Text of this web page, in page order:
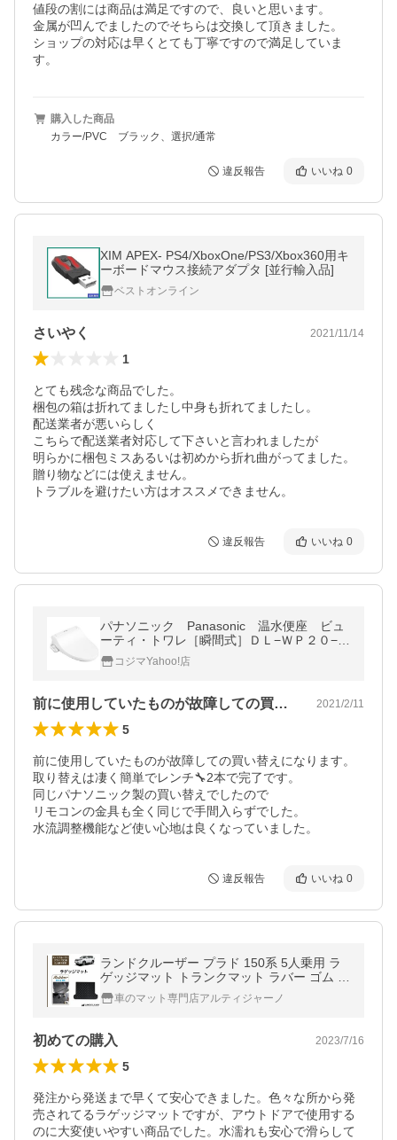
値段の割には商品は満足ですので、良いと思います。
金属が凹んでましたのでそちらは交換して頂きました。
ショップの対応は早くとても丁寧ですので満足していま
す。
購入した商品
カラー/PVC ブラック、選択/通常
違反報告 いいね 0
XIM APEX- PS4/XboxOne/PS3/Xbox360用キ
ーボードマウス接続アダプタ [並行輸入品]
ベストオンライン
さいやく 2021/11/14
1
とても残念な商品でした。
梱包の箱は折れてましたし中身も折れてましたし。
配送業者が悪いらしく
こちらで配送業者対応して下さいと言われましたが
明らかに梱包ミスあるいは初めから折れ曲がってました。
贈り物などには使えません。
トラブルを避けたい方はオススメできません。
違反報告 いいね 0
パナソニック Panasonic 温水便座 ビュ
ーティ・トワレ［瞬間式］ＤＬ−ＷＰ２０−Ｗ
Ｓ ホワイト
コジマYahoo!店
前に使用していたものが故障しての買い替… 2021/2/11
5
前に使用していたものが故障しての買い替えになります。
取り替えは凄く簡単でレンチ🔧2本で完了です。
同じパナソニック製の買い替えでしたので
リモコンの金具も全く同じで手間入らずでした。
水流調整機能など使い心地は良くなっていました。
違反報告 いいね 0
ランドクルーザー プラド 150系 5人乗用 ラ
ゲッジマット トランクマット ラバー ゴム 防
水 撥水
車のマット専門店アルティジャーノ
初めての購入 2023/7/16
5
発注から発送まで早くて安心できました。色々な所から発
売されてるラゲッジマットですが、アウトドアで使用する
のに大変使いやすい商品でした。水濡れも安心で滑らして